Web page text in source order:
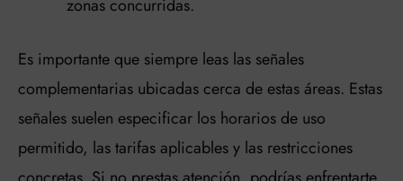
zonas concurridas.
Es importante que siempre leas las señales
complementarias ubicadas cerca de estas áreas. Estas
señales suelen especificar los horarios de uso
permitido, las tarifas aplicables y las restricciones